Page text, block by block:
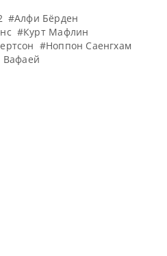
#Алфи Бёрден
#Курт Мафлин
#Ноппон Саенгхам
Вафаей